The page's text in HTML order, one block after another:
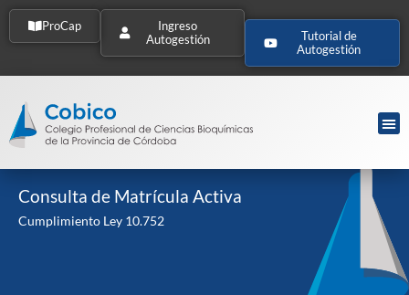
ProCap
Ingreso
Autogestión
Tutorial de
Autogestión
Consulta de Matrícula Activa
Cumplimiento Ley 10.752